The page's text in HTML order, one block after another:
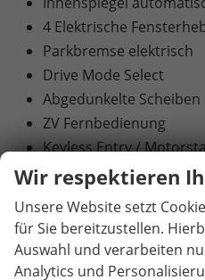
4 Elektrische
Parkbremse elektrisch
Drive Mode Select
Abgedunkelte Scheiben
ZV Fernbedienung
Keyless Entry /
Innenausstattung:
Sitzheizung vorne und
Lendenwirbelstütze
Kindersitzbefestigung /
6 Airbags
Wir respektieren
Unsere Website setzt
für Sie bereitzustellen.
Auswahl und verarbeiten
Analytics und